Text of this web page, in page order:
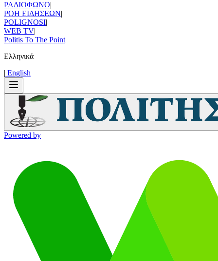
ΡΑΔΙΟΦΩΝΟ|
ΡΟΗ ΕΙΔΗΣΕΩΝ|
POLIGNOSI|
WEB TV|
Politis To The Point
Ελληνικά
| Εnglish
Powered by